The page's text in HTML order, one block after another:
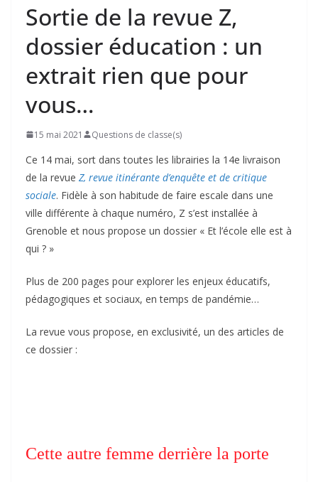
Sortie de la revue Z,
dossier éducation : un
extrait rien que pour
vous…
15 mai 2021 Questions de classe(s)
Ce 14 mai, sort dans toutes les librairies la 14e livraison
de la revue Z, revue itinérante d’enquête et de critique
sociale. Fidèle à son habitude de faire escale dans une
ville différente à chaque numéro, Z s’est installée à
Grenoble et nous propose un dossier « Et l’école elle est à
qui ? »
Plus de 200 pages pour explorer les enjeux éducatifs,
pédagogiques et sociaux, en temps de pandémie…
La revue vous propose, en exclusivité, un des articles de
ce dossier :
Cette autre femme derrière la porte